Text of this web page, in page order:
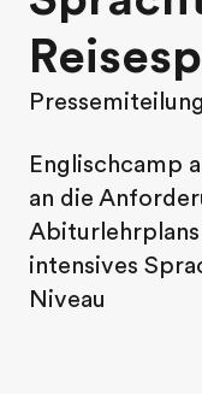
Über uns
Wer wir sind
Werde Teil unseres Teams
Pressemiteilung
Englischcamp
an die
intensives
Niveau